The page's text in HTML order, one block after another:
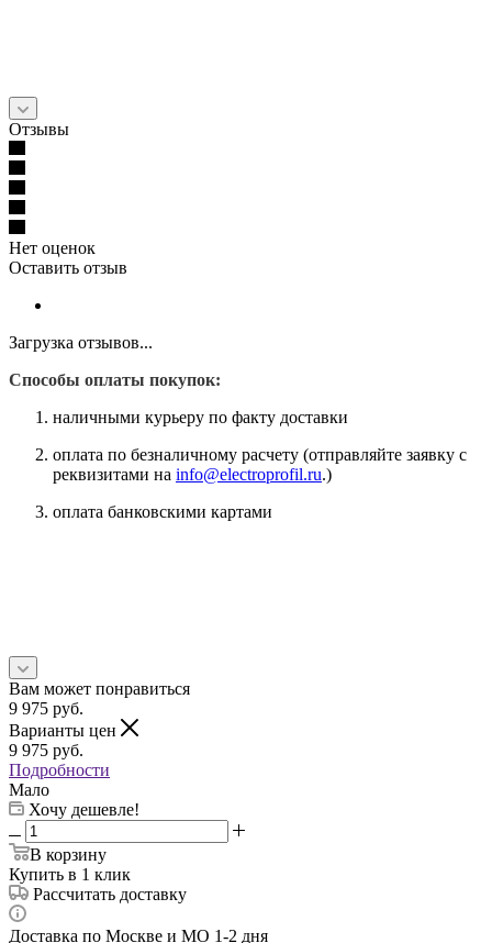
Отзывы
Нет оценок
Оставить отзыв
Загрузка отзывов...
Способы оплаты покупок:
наличными курьеру по факту доставки
оплата по безналичному расчету (отправляйте заявку с
реквизитами на info@electroprofil.ru.)
оплата банковскими картами
Вам может понравиться
9 975 руб.
Варианты цен
9 975 руб.
Подробности
Мало
Хочу дешевле!
В корзину
Купить в 1 клик
Рассчитать доставку
Доставка по Москве и МО 1-2 дня